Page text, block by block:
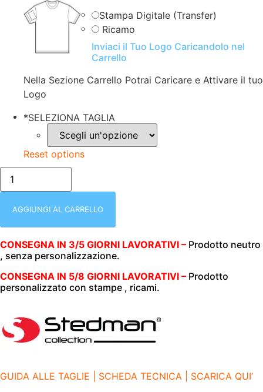
Stampa Digitale (Transfer)
Ricamo
Inviaci il Tuo Logo Caricandolo nel
Carrello
Nella Sezione Carrello Potrai Caricare e Attivare il tuo
Logo
*SELEZIONA TAGLIA
Reset options
T-
SHIRT
UNISEX
MANICA
STEDMAN
|
T
|
100%
155
gr/m2|
ST2000
AGGIUNGI AL CARRELLO
CONSEGNA IN 3/5 GIORNI LAVORATIVI – Prodotto neutro
, senza personalizzazione.
CONSEGNA IN 5/8 GIORNI LAVORATIVI – Prodotto
personalizzato con stampe , ricami.
GUIDA ALLE TAGLIE | SCHEDA TECNICA | SCARICA QUI’